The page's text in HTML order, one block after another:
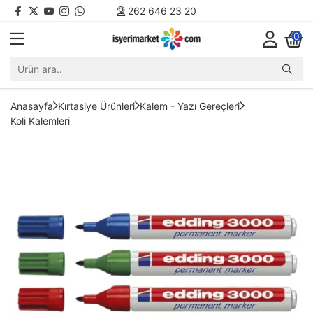
262 646 23 20
0
Anasayfa Kırtasiye Ürünleri Kalem - Yazı Gereçleri
Koli Kalemleri